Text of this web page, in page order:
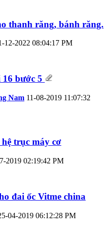
thanh răng, bánh răng.
12-2022 08:04:17 PM
bước 5
Nam 11-08-2019 11:07:32
trục máy cơ
2019 02:19:42 PM
đai ốc Vitme china
04-2019 06:12:28 PM